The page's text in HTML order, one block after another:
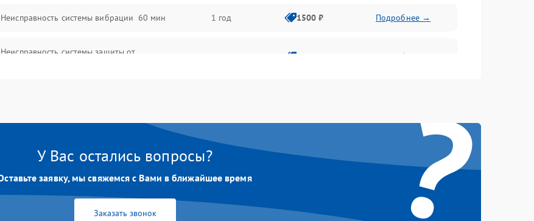
Неисправность системы вибрации 60 мин 1 год 1500 ₽ Подробнее →
Неисправность системы защиты от
1500 ₽ Подробнее →
короткого замыкания
1 год
Неисправность системы защиты от
перегрева
Подробнее →
?
У Вас остались вопросы?
заявку, мы свяжемся с Вами в ближайшее время
Заказать звонок